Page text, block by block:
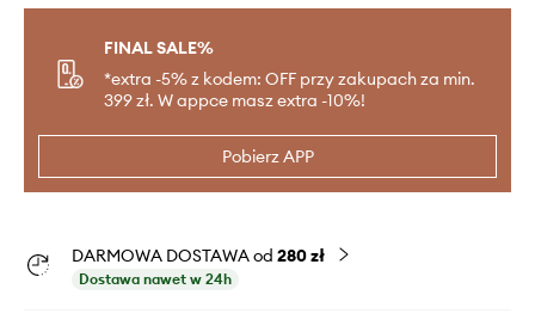
FINAL SALE%
*extra -5% z kodem: OFF przy zakupach za min.
399 zł. W appce masz extra -10%!
Pobierz APP
DARMOWA DOSTAWA od 280 zł
Dostawa nawet w 24h